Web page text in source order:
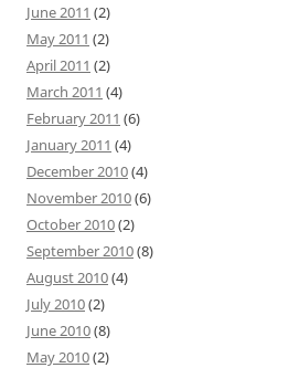
June 2011 (2)
May 2011 (2)
April 2011 (2)
March 2011 (4)
February 2011 (6)
January 2011 (4)
December 2010(4)
November 2010(6)
October 2010(2)
September 2010(8)
August 2010(4)
July 2010(2)
June 2010(8)
May 2010(2)